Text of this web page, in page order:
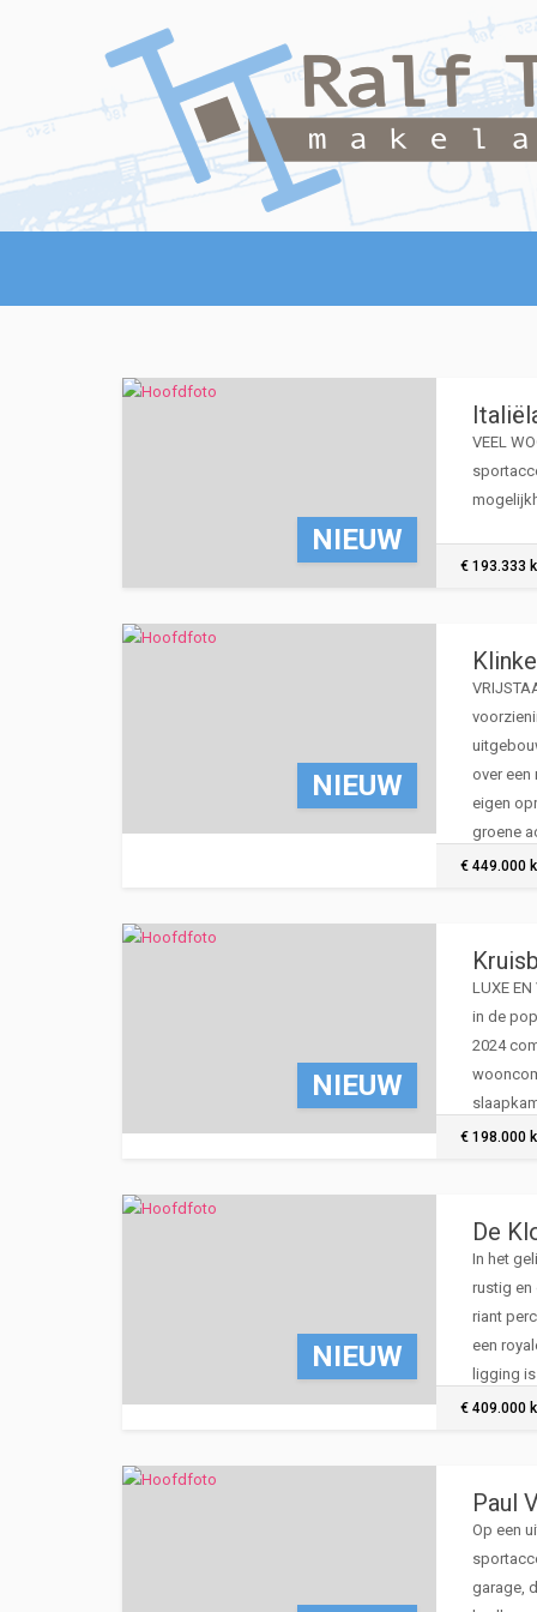
NIEUW
VEEL
€ 193.333
NIEUW
over een
eigen
groene
€ 449.000
NIEUW
LUXE
in de
2024
airco’s,
€ 198.000
NIEUW
De
In het
rustig
riant
een
ligging
diverse
€ 409.000
Paul
Op een
garage,